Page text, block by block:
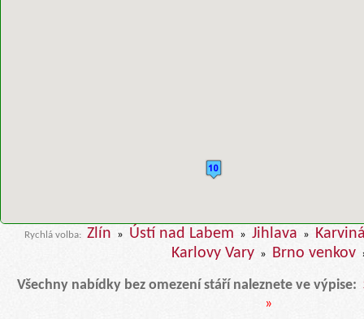
Rychlá volba: Zlín » Ústí nad Labem » Jihlava »
Karlovy Vary » Brno venkov
Všechny nabídky bez omezení stáří naleznete ve výpise:
»